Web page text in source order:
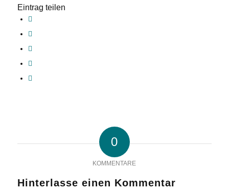
Eintrag teilen
0
KOMMENTARE
Hinterlasse einen Kommentar